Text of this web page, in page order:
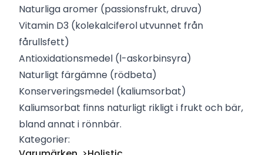
Naturliga aromer (passionsfrukt, druva)
Vitamin D3 (kolekalciferol utvunnet från
fårullsfett)
Antioxidationsmedel (l-askorbinsyra)
Naturligt färgämne (rödbeta)
Konserveringsmedel (kaliumsorbat)
Kaliumsorbat finns naturligt rikligt i frukt och bär,
bland annat i rönnbär.
Kategorier: